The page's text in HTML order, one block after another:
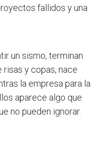
fallidos y una
un sismo, terminan
risas y copas, nace
la empresa para la
aparece algo que
no pueden ignorar.